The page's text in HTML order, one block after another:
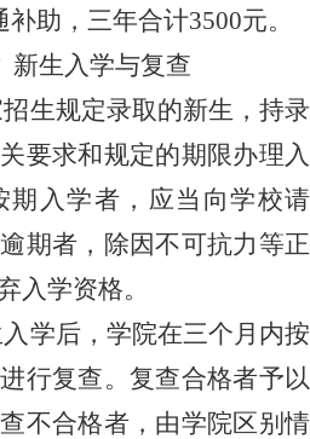
助，三年合计3500元。
新生入学与复查
生规定录取的新生，持录
要求和规定的期限办理入
期入学者，应当向学校请
期者，除因不可抗力等正
入学资格。
学后，学院在三个月内按
行复查。复查合格者予以
不合格者，由学院区别情